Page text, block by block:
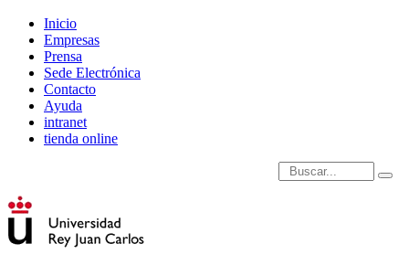
Inicio
Empresas
Prensa
Sede Electrónica
Contacto
Ayuda
intranet
tienda online
Introduce términos de